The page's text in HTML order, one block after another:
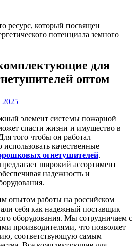
ресурс, который посвящен
потенциала земного
для
оптом
2025
элемент системы пожарной
спасти жизни и имущество в
того чтобы он работал
качественные
огнетушителей.
широкий ассортимент
надежность и
опытом работы на российском
себя как надежный поставщик
оборудования. Мы сотрудничаем с
производителями, что позволяет
соответствующую самым